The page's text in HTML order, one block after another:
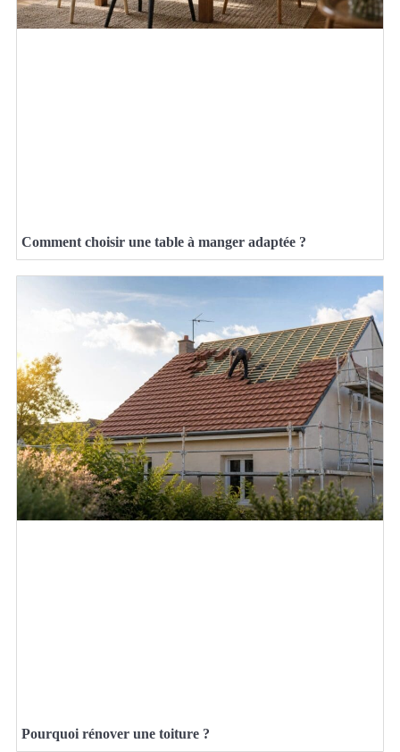
Comment choisir une table à manger adaptée ?
Pourquoi rénover une toiture ?